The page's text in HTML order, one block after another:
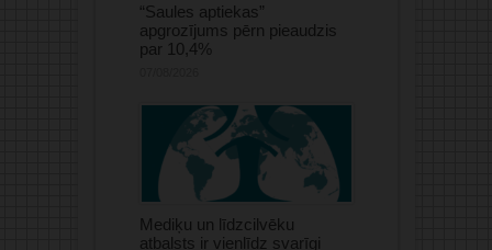
“Saules aptiekas”
apgrozījums pērn pieaudzis
par 10,4%
Mediķu un līdzcilvēku
atbalsts ir vienlīdz svarīgi